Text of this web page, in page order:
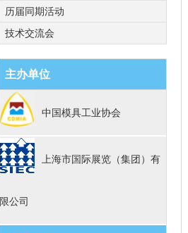
历届同期活动
技术交流会
主办单位
中国模具工业协会
上海市国际展览（集团）有
限公司